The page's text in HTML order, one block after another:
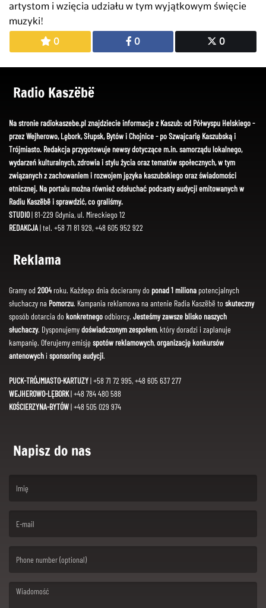
0 0 0
artystom i wzięcia udziału w tym wyjątkowym święcie
muzyki!
Radio Kaszëbë
Na stronie radiokaszebe.pl znajdziecie informacje z Kaszub: od Półwyspu Helskiego -
przez Wejherowo, Lębork, Słupsk, Bytów i Chojnice - po Szwajcarię Kaszubską i
Trójmiasto. Redakcja przygotowuje newsy dotyczące m.in. samorządu lokalnego,
wydarzeń kulturalnych, zdrowia i stylu życia oraz tematów społecznych, w tym
związanych z zachowaniem i rozwojem języka kaszubskiego oraz świadomości
etnicznej. Na portalu można również odsłuchać podcasty audycji emitowanych w
Radiu Kaszëbë i sprawdzić, co graliśmy.
STUDIO| 81-229 Gdynia, ul. Mireckiego 12
REDAKCJA| tel. +58 71 81 929, +48 605 952 922
Reklama
Gramy od 2004roku. Każdego dnia docieramy do ponad 1 miliona potencjalnych
słuchaczy na Pomorzu. Kampania reklamowa na antenie Radia Kaszëbë toskuteczny
sposób dotarcia dokonkretnegoodbiorcy. Jesteśmy zawsze blisko naszych
słuchaczy. Dysponujemydoświadczonym zespołem, który doradzi i zaplanuje
kampanię. Oferujemy emisję spotów reklamowych,organizację konkursów
antenowychi sponsoring audycji.
PUCK-TRÓJMIASTO-KARTUZY| +58 71 72 995, +48 605 637 277
WEJHEROWO-LĘBORK| +48 784 480 588
KOŚCIERZYNA-BYTÓW| +48 505 029 974
Napisz do nas